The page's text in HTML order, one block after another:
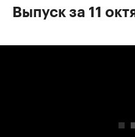
Выпуск за 11